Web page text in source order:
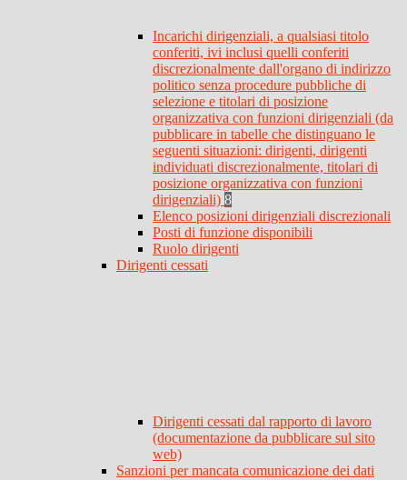
Incarichi dirigenziali, a qualsiasi titolo
conferiti, ivi inclusi quelli conferiti
discrezionalmente dall'organo di indirizzo
politico senza procedure pubbliche di
selezione e titolari di posizione
organizzativa con funzioni dirigenziali (da
pubblicare in tabelle che distinguano le
seguenti situazioni: dirigenti, dirigenti
individuati discrezionalmente, titolari di
posizione organizzativa con funzioni
dirigenziali) 8
Elenco posizioni dirigenziali discrezionali
Posti di funzione disponibili
Ruolo dirigenti
Dirigenti cessati
Dirigenti cessati dal rapporto di lavoro
(documentazione da pubblicare sul sito
web)
Sanzioni per mancata comunicazione dei dati